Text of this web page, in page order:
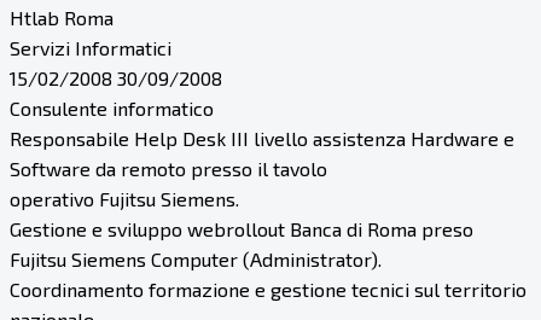
Htlab Roma
Servizi Informatici
15/02/2008 30/09/2008
Consulente informatico
Responsabile Help Desk III livello assistenza Hardware e
Software da remoto presso il tavolo
operativo Fujitsu Siemens.
Gestione e sviluppo webrollout Banca di Roma preso
Fujitsu Siemens Computer (Administrator).
Coordinamento formazione e gestione tecnici sul territorio